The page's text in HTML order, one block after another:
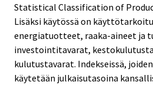
Statistical Classification of
Lisäksi käytössä on
energiatuotteet, raaka-aineet ja
investointitavarat,
kulutustavarat. Indekseissä,
käytetään julkaisutasoina